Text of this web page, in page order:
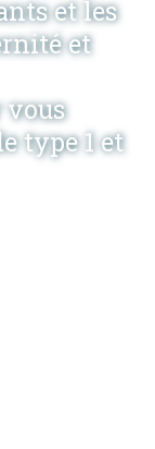
et les
et
vous
type 1 et